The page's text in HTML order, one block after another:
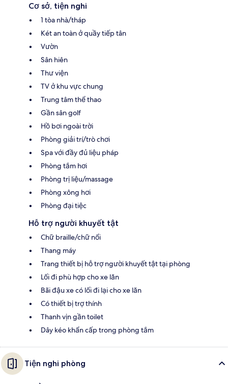
Cơ sở, tiện nghi
1 tòa nhà/tháp
Két an toàn ở quầy tiếp tân
Vườn
Sân hiên
Thư viện
TV ở khu vực chung
Trung tâm thể thao
Gần sân golf
Hồ bơi ngoài trời
Phòng giải trí/trò chơi
Spa với đầy đủ liệu pháp
Phòng tắm hơi
Phòng trị liệu/massage
Phòng xông hơi
Phòng đại tiệc
Hỗ trợ người khuyết tật
Chữ braille/chữ nổi
Thang máy
Trang thiết bị hỗ trợ người khuyết tật tại phòng
Lối đi phù hợp cho xe lăn
Bãi đậu xe có lối đi lại cho xe lăn
Có thiết bị trợ thính
Thanh vịn gần toilet
Dây kéo khẩn cấp trong phòng tắm
Tiện nghi phòng